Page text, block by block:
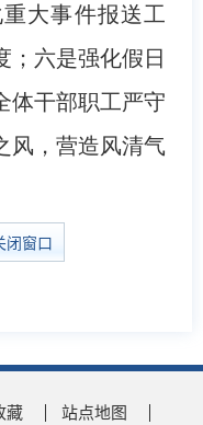
大事件报送工
；六是强化假日
体干部职工严守
风，营造风清气
闭窗口
藏 站点地图